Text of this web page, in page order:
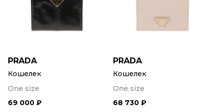
PRADA
Кошелек
One size
69 000 ₽
PRADA
Кошелек
One size
68 730 ₽